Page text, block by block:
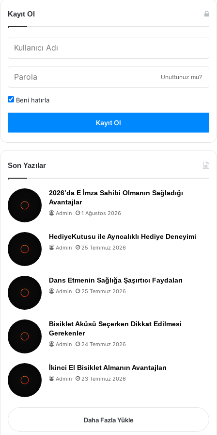
Kayıt Ol
Unuttunuz mu?
Beni hatırla
Kayıt Ol
Son Yazılar
2026’da E İmza Sahibi Olmanın Sağladığı
Avantajlar
Admin 1 Ağustos 2026
HediyeKutusu ile Ayrıcalıklı Hediye Deneyimi
Admin 25 Temmuz 2026
Dans Etmenin Sağlığa Şaşırtıcı Faydaları
Admin 25 Temmuz 2026
Bisiklet Aküsü Seçerken Dikkat Edilmesi
Gerekenler
Admin 24 Temmuz 2026
İkinci El Bisiklet Almanın Avantajları
Admin 23 Temmuz 2026
Daha Fazla Yükle